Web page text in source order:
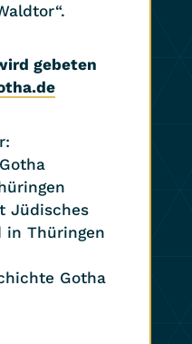
gebeten
Jüdisches
in Thüringen
Gotha